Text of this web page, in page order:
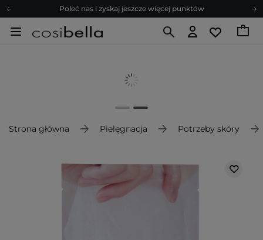
Poleć nas i zyskaj jeszcze więcej punktów
Zapisz się na newsletter pełen porad
Poleć nas i zyskaj jeszcze więcej punktów
Strona główna Pielęgnacja Potrzeby skóry